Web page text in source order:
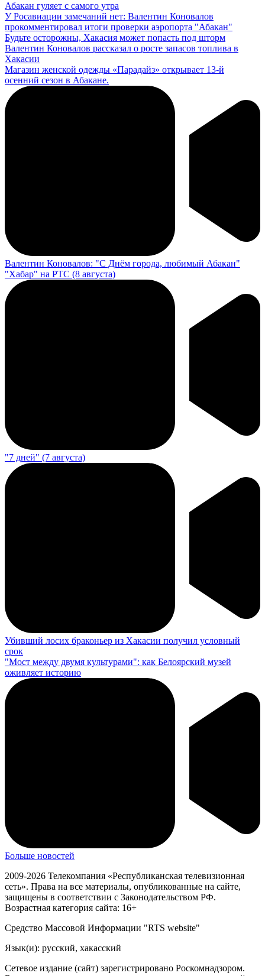
Абакан гуляет с самого утра
У Росавиации замечаний нет: Валентин Коновалов
прокомментировал итоги проверки аэропорта "Абакан"
Будьте осторожны, Хакасия может попасть под шторм
Валентин Коновалов рассказал о росте запасов топлива в
Хакасии
Магазин женской одежды «Парадайз» открывает 13-й
осенний сезон в Абакане.
Валентин Коновалов: "С Днём города, любимый Абакан"
"Хабар" на РТС (8 августа)
"7 дней" (7 августа)
Убивший лосих браконьер из Хакасии получил условный
срок
"Мост между двумя культурами": как Белоярский музей
оживляет историю
Больше новостей
2009-2026 Телекомпания «Республиканская телевизионная
сеть». Права на все материалы, опубликованные на сайте,
защищены в соответствии с Законодательством РФ.
Возрастная категория сайта: 16+
Средство Массовой Информации "RTS website"
Язык(и): русский, хакасский
Сетевое издание (сайт) зарегистрировано Роскомнадзором.